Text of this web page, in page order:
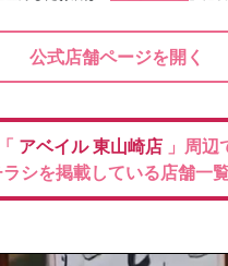
公式店舗ページを開く
「 アベイル東山崎店 」周辺
シを掲載している店舗一